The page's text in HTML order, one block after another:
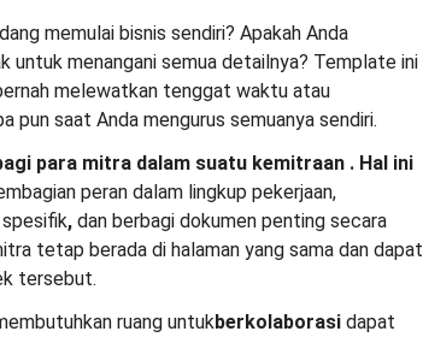
memulai bisnis sendiri? Apakah Anda
menangani semua detailnya? Template ini
melewatkan tenggat waktu atau
pun saat Anda mengurus semuanya sendiri.
para mitra dalam suatu kemitraan . Hal ini
peran dalam lingkup pekerjaan,
, dan berbagi dokumen penting secara
tetap berada di halaman yang sama dan dapat
tersebut.
ruang untukberkolaborasi dapat